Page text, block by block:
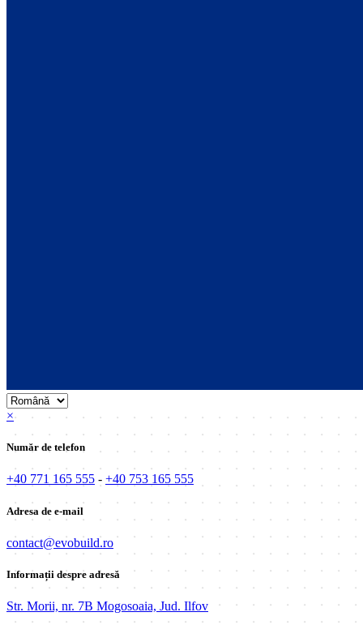
×
Număr de telefon
+40 771 165 555 - +40 753 165 555
Adresa de e-mail
contact@evobuild.ro
Informații despre adresă
Str. Morii, nr. 7B Mogosoaia, Jud. Ilfov